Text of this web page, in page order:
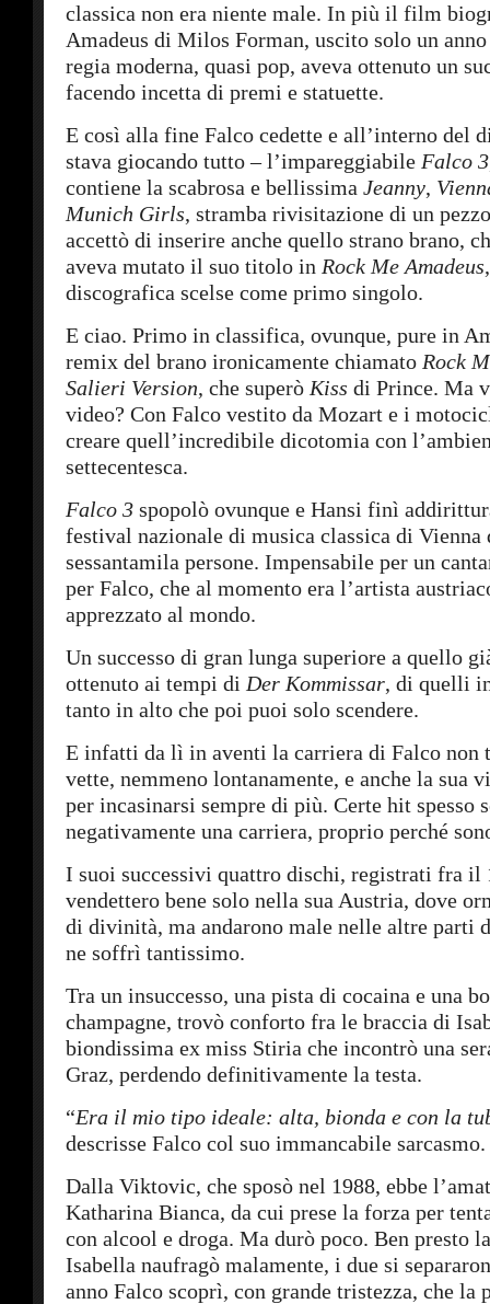
classica non era niente male. In più il film
Amadeus di Milos Forman, uscito solo un
regia moderna, quasi pop, aveva ottenuto un
facendo incetta di premi e statuette.
E così alla fine Falco cedette e all’interno del
stava giocando tutto – l’impareggiabile Falco 3
contiene la scabrosa e bellissima Jeanny,
Munich Girls, stramba rivisitazione di un
accettò di inserire anche quello strano brano,
aveva mutato il suo titolo in Rock Me Amadeus
discografica scelse come primo singolo.
E ciao. Primo in classifica, ovunque, pure in
remix del brano ironicamente chiamato Rock
Salieri Version, che superò Kiss di Prince. Ma
video? Con Falco vestito da Mozart e i
creare quell’incredibile dicotomia con
settecentesca.
Falco 3 spopolò ovunque e Hansi finì
festival nazionale di musica classica di Vienna
sessantamila persone. Impensabile per un
per Falco, che al momento era l’artista
apprezzato al mondo.
Un successo di gran lunga superiore a quello
ottenuto ai tempi di Der Kommissar, di quelli
tanto in alto che poi puoi solo scendere.
E infatti da lì in aventi la carriera di Falco non
vette, nemmeno lontanamente, e anche la sua
per incasinarsi sempre di più. Certe hit spesso
negativamente una carriera, proprio perché
I suoi successivi quattro dischi, registrati fra il
vendettero bene solo nella sua Austria, dove
di divinità, ma andarono male nelle altre parti
ne soffrì tantissimo.
Tra un insuccesso, una pista di cocaina e una
champagne, trovò conforto fra le braccia di
biondissima ex miss Stiria che incontrò una
Graz, perdendo definitivamente la testa.
“Era il mio tipo ideale: alta, bionda e con la
descrisse Falco col suo immancabile sarcasmo.
Dalla Viktovic, che sposò nel 1988, ebbe
Katharina Bianca, da cui prese la forza per
con alcool e droga. Ma durò poco. Ben presto
Isabella naufragò malamente, i due si
anno Falco scoprì, con grande tristezza, che la